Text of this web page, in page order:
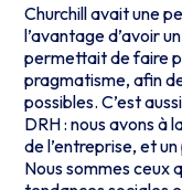
Churchill avait une
l’avantage d’avoir
permettait de faire
pragmatisme, afin
possibles. C’est
DRH : nous avons à
de l’entreprise, et
Nous sommes ceux